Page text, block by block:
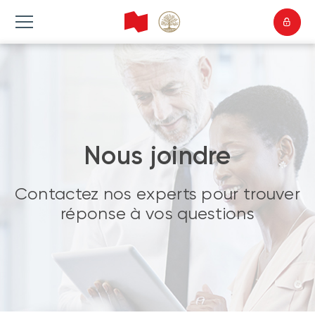
Nous joindre
Contactez nos experts pour trouver
réponse à vos questions